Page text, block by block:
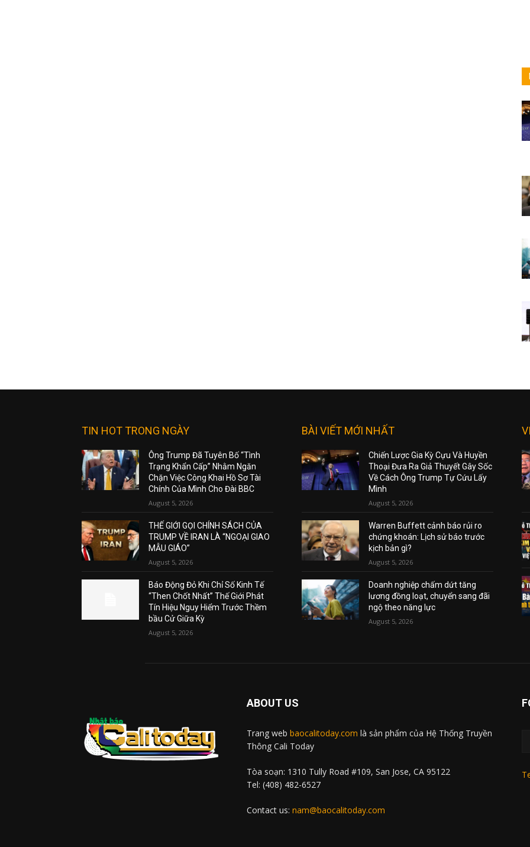
TIN HOT TRONG NGÀY
Ông Trump Đã Tuyên Bố “Tình
Trạng Khẩn Cấp” Nhằm Ngăn
Chặn Việc Công Khai Hồ Sơ Tài
Chính Của Mình Cho Đài BBC
August 5, 2026
THẾ GIỚI GỌI CHÍNH SÁCH CỦA
TRUMP VỀ IRAN LÀ “NGOẠI GIAO
MẪU GIÁO”
August 5, 2026
Báo Động Đỏ Khi Chỉ Số Kinh Tế
“Then Chốt Nhất” Thế Giới Phát
Tín Hiệu Nguy Hiểm Trước Thềm
bầu Cử Giữa Kỳ
August 5, 2026
BÀI VIẾT MỚI NHẤT
Chiến Lược Gia Kỳ Cựu Và Huyền
Thoại Đưa Ra Giả Thuyết Gây Sốc
Về Cách Ông Trump Tự Cứu Lấy
Mình
August 5, 2026
Warren Buffett cảnh báo rủi ro
chứng khoán: Lịch sử báo trước
kịch bản gì?
August 5, 2026
Doanh nghiệp chấm dứt tăng
lương đồng loạt, chuyển sang đãi
ngộ theo năng lực
August 5, 2026
ABOUT US
Trang web baocalitoday.com là sản phẩm của Hệ Thống Truyền
Thông Cali Today
Tòa soạn: 1310 Tully Road #109, San Jose, CA 95122
Tel: (408) 482-6527
Contact us: nam@baocalitoday.com